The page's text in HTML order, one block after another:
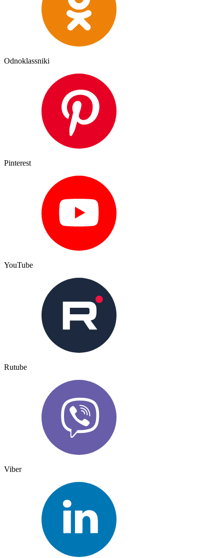
Odnoklassniki
Pinterest
YouTube
Rutube
Viber